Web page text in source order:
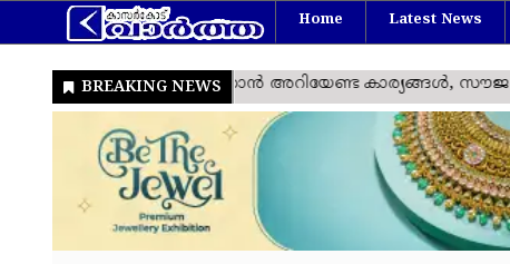
Home Latest News